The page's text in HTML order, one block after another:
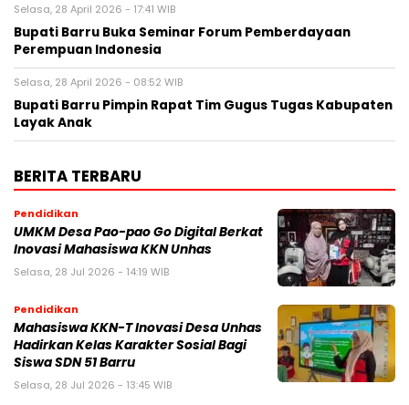
Selasa, 28 April 2026 - 17:41 WIB
Bupati Barru Buka Seminar Forum Pemberdayaan
Perempuan Indonesia
Selasa, 28 April 2026 - 08:52 WIB
Bupati Barru Pimpin Rapat Tim Gugus Tugas Kabupaten
Layak Anak
BERITA TERBARU
Pendidikan
UMKM Desa Pao-pao Go Digital Berkat
Inovasi Mahasiswa KKN Unhas
Selasa, 28 Jul 2026 - 14:19 WIB
Pendidikan
Mahasiswa KKN-T Inovasi Desa Unhas
Hadirkan Kelas Karakter Sosial Bagi
Siswa SDN 51 Barru
Selasa, 28 Jul 2026 - 13:45 WIB